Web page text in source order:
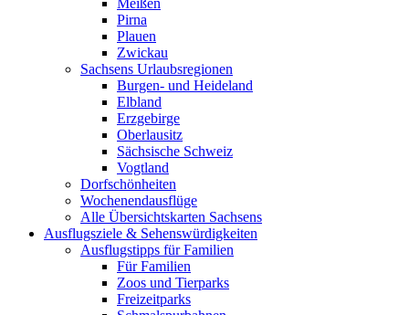
Meißen
Pirna
Plauen
Zwickau
Sachsens Urlaubsregionen
Burgen- und Heideland
Elbland
Erzgebirge
Oberlausitz
Sächsische Schweiz
Vogtland
Dorfschönheiten
Wochenendausflüge
Alle Übersichtskarten Sachsens
Ausflugsziele & Sehenswürdigkeiten
Ausflugstipps für Familien
Für Familien
Zoos und Tierparks
Freizeitparks